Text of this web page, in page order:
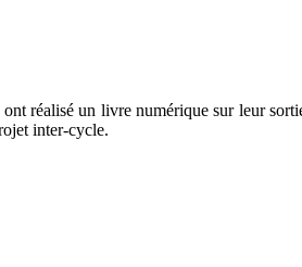
réalisé un livre numérique sur leur
inter-cycle.